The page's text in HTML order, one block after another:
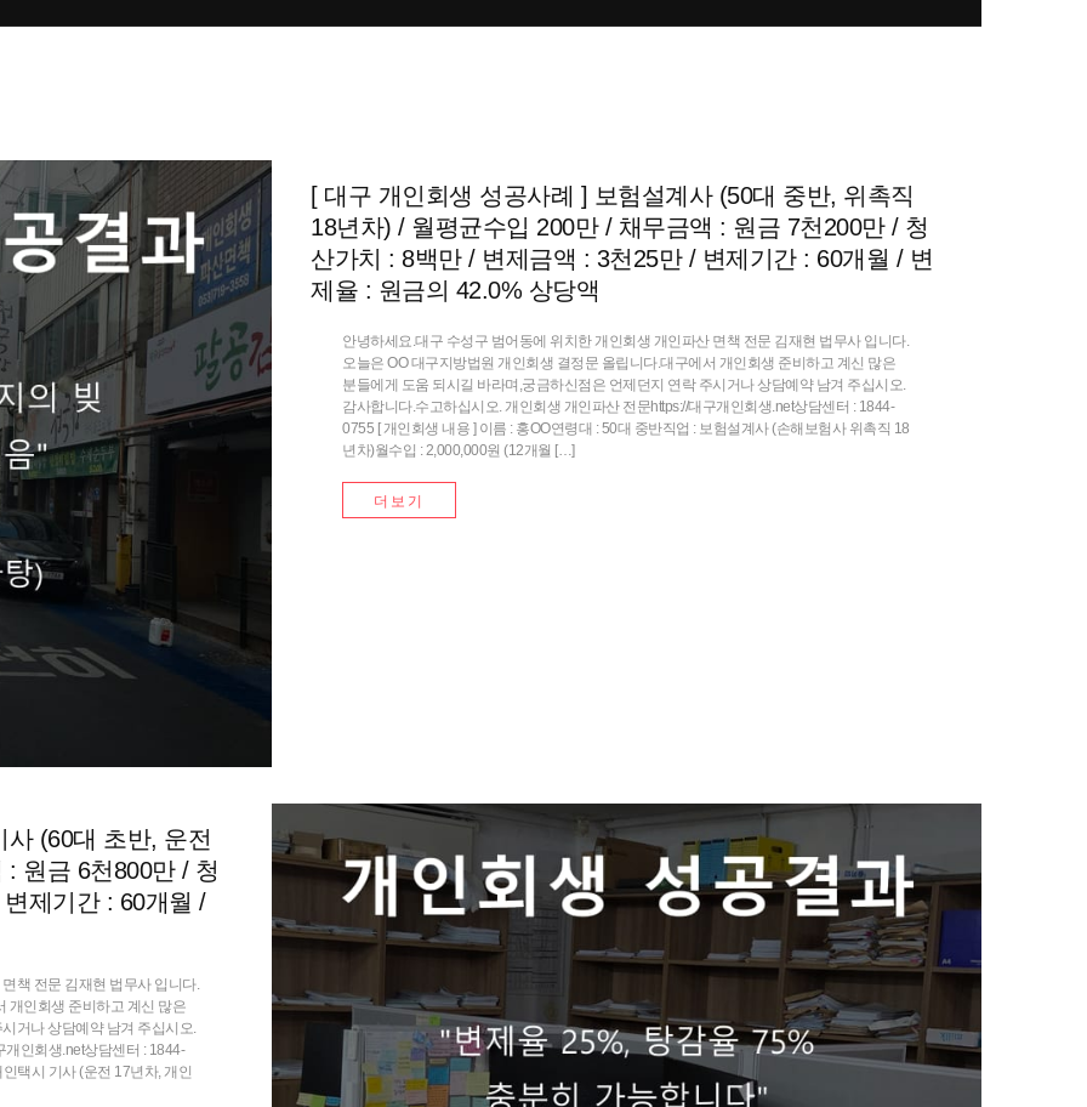
[ 대구 개인회생 성공사례 ] 보험설계사 (50대 중반, 위촉직
18년차) / 월평균수입 200만 / 채무금액 : 원금 7천200만 / 청
산가치 : 8백만 / 변제금액 : 3천25만 / 변제기간 : 60개월 / 변
제율 : 원금의 42.0% 상당액
안녕하세요.대구 수성구 범어동에 위치한 개인회생 개인파산 면책 전문 김재현 법무사 입니다.
오늘은 OO 대구지방법원 개인회생 결정문 올립니다.대구에서 개인회생 준비하고 계신 많은
분들에게 도움 되시길 바라며,궁금하신점은 언제던지 연락 주시거나 상담예약 남겨 주십시오.
감사합니다.수고하십시오. 개인회생 개인파산 전문https://대구개인회생.net상담센터 : 1844-
0755 [ 개인회생 내용 ] 이름 : 홍OO연령대 : 50대 중반직업 : 보험설계사 (손해보험사 위촉직 18
년차)월수입 : 2,000,000원 (12개월 […]
더보기
(60대 초반, 운전
원금 6천800만 / 청
제기간 : 60개월 /
책 전문 김재현 법무사 입니다.
개인회생 준비하고 계신 많은
거나 상담예약 남겨 주십시오.
인회생.net상담센터 : 1844-
택시 기사 (운전 17년차, 개인